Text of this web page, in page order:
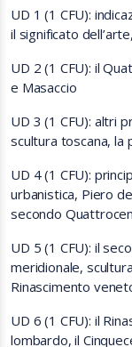
UD 1 (1 CFU):
il significato
UD 2 (1 CFU): il
e Masaccio
UD 3 (1 CFU): altri
scultura toscana, la
UD 4 (1 CFU):
urbanistica, Piero
secondo
UD 5 (1 CFU): il
meridionale,
Rinascimento
UD 6 (1 CFU): il
lombardo, il